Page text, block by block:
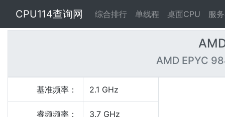
CPU114查询网 综合排行 单线程 桌面CPU 服
AMD EPYC
基准频率： 2.1 GHz
睿频频率： 3.7 GHz